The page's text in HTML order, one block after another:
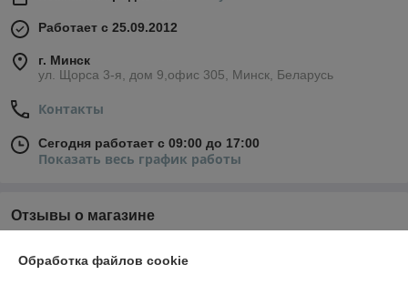
Работает с 25.09.2012
г. Минск
ул. Щорса 3-я, дом 9,офис 305, Минск, Беларусь
Контакты
Сегодня работает с 09:00 до 17:00
Показать весь график работы
Отзывы о магазине
Обработка файлов cookie